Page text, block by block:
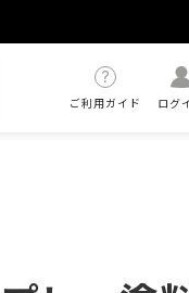
ご利用ガイド ログ